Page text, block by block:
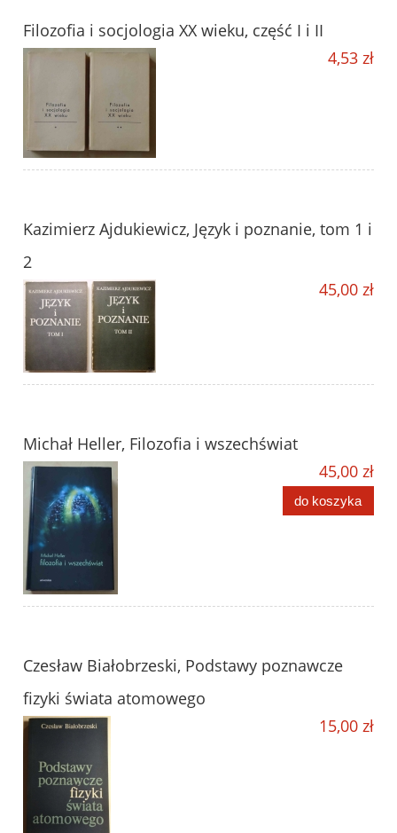
Filozofia i socjologia XX wieku, część I i II
4,53 zł
Kazimierz Ajdukiewicz, Język i poznanie, tom 1 i
2
45,00 zł
Michał Heller, Filozofia i wszechświat
45,00 zł
do koszyka
Czesław Białobrzeski, Podstawy poznawcze
fizyki świata atomowego
15,00 zł